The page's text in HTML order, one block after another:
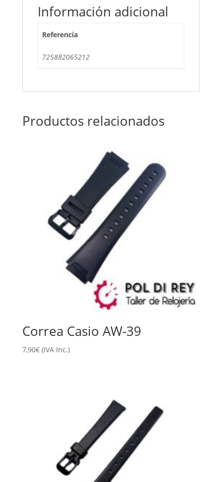
Información adicional
Referencia
725882065212
Productos relacionados
Correa Casio AW-39
7,90€ (IVA Inc.)